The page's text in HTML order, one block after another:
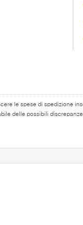
le spese di spedizione
delle possibili